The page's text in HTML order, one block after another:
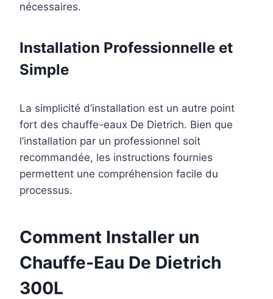
nécessaires.
Installation Professionnelle et
Simple
La simplicité d’installation est un autre point
fort des chauffe-eaux De Dietrich. Bien que
l’installation par un professionnel soit
recommandée, les instructions fournies
permettent une compréhension facile du
processus.
Comment Installer un
Chauffe-Eau De Dietrich
300L